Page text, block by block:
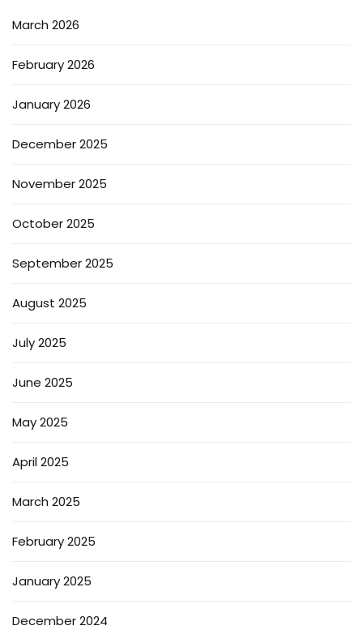
March 2026
February 2026
January 2026
December 2025
November 2025
October 2025
September 2025
August 2025
July 2025
June 2025
May 2025
April 2025
March 2025
February 2025
January 2025
December 2024